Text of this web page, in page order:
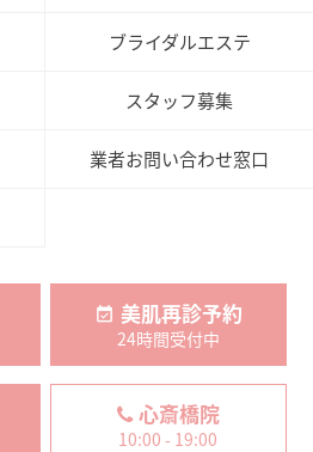
ブライダルエステ
スタッフ募集
業者お問い合わせ窓口
美肌再診予約
24時間受付中
心斎橋院
10:00 - 19:00